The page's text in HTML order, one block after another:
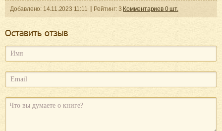
Добавленo: 14.11.2023 11:11 Рейтинг: 3 Комментариев 0шт.
Оcтавить отзыв